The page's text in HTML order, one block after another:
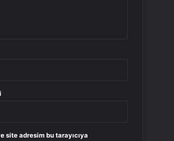
site adresim bu tarayıcıya